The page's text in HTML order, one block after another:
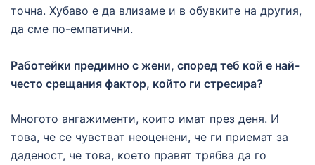
точна. Хубаво е да влизаме и в обувките на другия,
да сме пo-емпатични.
Работейки предимно с жени, според теб кой е най-
често срещания фактор, който ги стресира?
Многото ангажименти, които имат през деня. И
това, че се чувстват неоценени, че ги приемат за
даденост, че това, което правят трябва да го